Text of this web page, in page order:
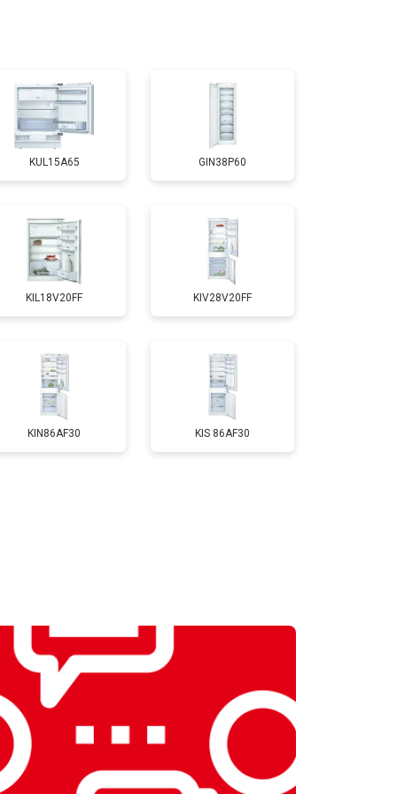
1810 ₽ Заказать
1700 ₽ Заказать
2550 ₽ Заказать
1700 ₽ Заказать
4750 ₽ Заказать
3650 ₽
1900 ₽
KUL15A65 GIN38P60
KIL18V20FF KIV28V20FF
KIN86AF30 KIS 86AF30